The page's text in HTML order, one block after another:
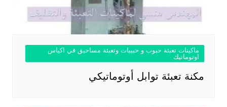
ماكينات تعبئة حبوب و حبيبات وتعبئة مساحيق في اكياس
اوتوماتيك
مكنة تعبئة توابل أوتوماتيكي